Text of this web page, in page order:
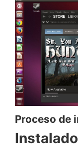
Proceso de